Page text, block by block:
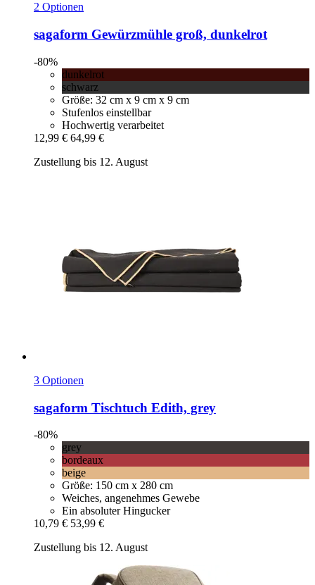
2 Optionen
sagaform Gewürzmühle groß, dunkelrot
-80%
dunkelrot
schwarz
Größe: 32 cm x 9 cm x 9 cm
Stufenlos einstellbar
Hochwertig verarbeitet
12,99 € 64,99 €
Zustellung bis 12. August
3 Optionen
sagaform Tischtuch Edith, grey
-80%
grey
bordeaux
beige
Größe: 150 cm x 280 cm
Weiches, angenehmes Gewebe
Ein absoluter Hingucker
10,79 € 53,99 €
Zustellung bis 12. August